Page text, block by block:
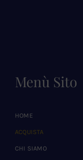
Menù Sito
HOME
ACQUISTA
CHI SIAMO